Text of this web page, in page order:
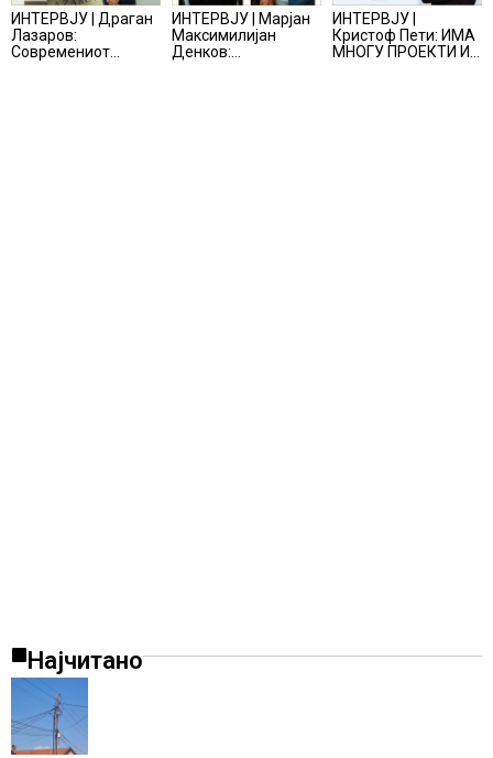
ИНТЕРВЈУ | Драган
Лазаров:
Современиот
ИНТЕРВЈУ | Марјан
Максимилијан
Денков:
ИНТЕРВЈУ |
Кристоф Пети: ИМА
МНОГУ ПРОЕКТИ И
Најчитано